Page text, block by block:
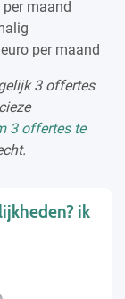
maand
per maand
3 offertes
3 offertes te
ik